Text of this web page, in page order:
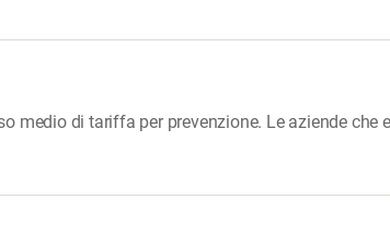
medio di tariffa per prevenzione. Le aziende